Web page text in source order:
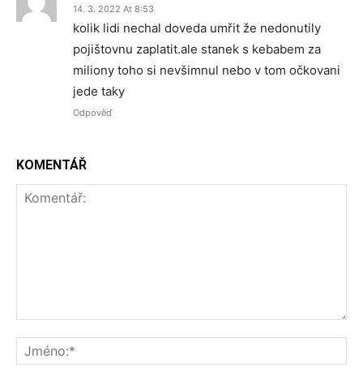
14. 3. 2022 At 8:53
kolik lidi nechal doveda umřit že nedonutily
pojištovnu zaplatit.ale stanek s kebabem za
miliony toho si nevšimnul nebo v tom očkovani
jede taky
Odpověď
KOMENTÁŘ